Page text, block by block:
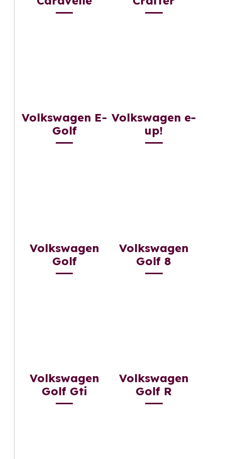
Volkswagen E-
Golf
Volkswagen e-
up!
Volkswagen
Golf
Volkswagen
Golf 8
Volkswagen
Golf Gti
Volkswagen
Golf R